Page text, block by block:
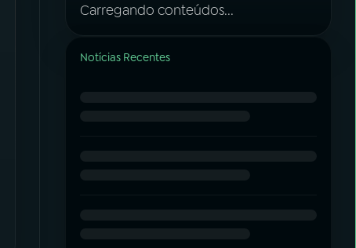
Carregando conteúdos...
Notícias Recentes